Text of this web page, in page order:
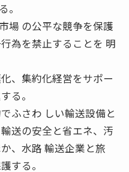
。
場 の公平な競争を保護
為を禁止することを 明
、集約化経営をサポー
る。
ふさわ しい輸送設備と
送の安全と省エネ、汚
、水路 輸送企業と旅
する。